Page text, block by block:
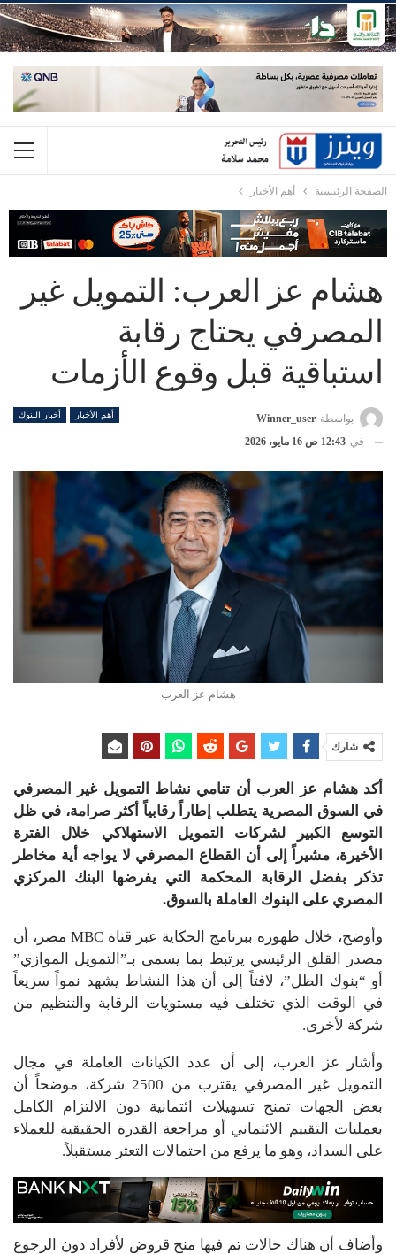
الصفحة الرئيسية أهم الأخبار
هشام عز العرب: التمويل غير
المصرفي يحتاج رقابة
استباقية قبل وقوع الأزمات
أهم الأخبار أخبار البنوك بواسطة Winner_user
في 12:43 ص 16 مايو، 2026
هشام عز العرب
شارك
أكدهشام عز العرب أن تنامي نشاط التمويل غير المصرفي
في السوق المصرية يتطلب إطاراً رقابياً أكثر صرامة، في ظل
التوسع الكبير لشركات التمويل الاستهلاكي خلال الفترة
الأخيرة، مشيراً إلى أن القطاع المصرفي لا يواجه أية مخاطر
تذكر بفضل الرقابة المحكمة التي يفرضها البنك المركزي
المصري على البنوك العاملة بالسوق.
وأوضح، خلال ظهوره ببرنامج الحكاية عبر قناة MBC مصر
، أن
مصدر القلق الرئيسي يرتبط بما يسمى بـ”التمويل الموازي”
أو “بنوك الظل”، لافتاً إلى أن هذا النشاط يشهد نمواً سريعاً
في الوقت الذي تختلف فيه مستويات الرقابة والتنظيم من
شركة لأخرى.
وأشار عز العرب، إلى أن عدد الكيانات العاملة في مجال
التمويل غير المصرفي يقترب من 2500 شركة، موضحاً أن
بعض الجهات تمنح تسهيلات ائتمانية دون الالتزام الكامل
بعمليات التقييم الائتماني أو مراجعة القدرة الحقيقية للعملاء
على السداد، وهو ما يرفع من احتمالات التعثر مستقبلاً.
وأضاف أن هناك حالات تم فيها منح قروض لأفراد دون الرجوع